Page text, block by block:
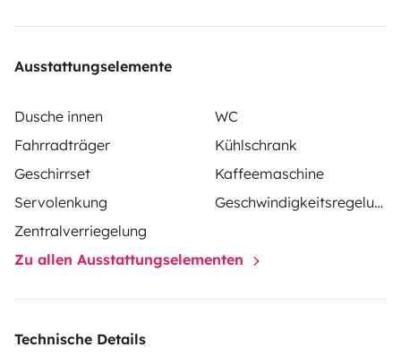
Ausstattungselemente
Dusche innen
WC
Fahrradträger
Kühlschrank
Geschirrset
Kaffeemaschine
Servolenkung
Geschwindigkeitsregelung
Zentralverriegelung
Zu allen Ausstattungselementen
Technische Details